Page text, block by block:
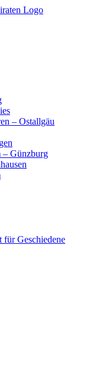
– Ostallgäu
– Günzburg
Geschiedene